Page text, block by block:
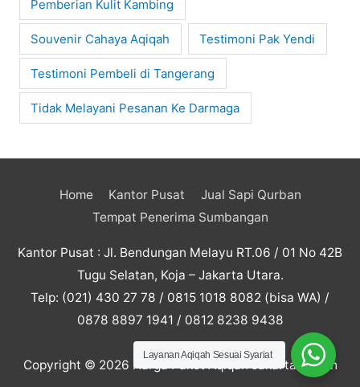
Pemberian Kulit Kambing
Souvenir Cahaya Aqiqah Testimoni Pak Yendi
Testimoni Pembeli di Tangerang
Tidak Melayani Pesanan Ke Darmaga
Home Kantor Pusat
Jual Sapi Qurban
Tempat Penerima Sumbangan
Kantor Pusat : Jl. Bendungan Melayu RT.06 / 01 No 42B
Tugu Selatan, Koja – Jakarta Utara.
Telp: (021) 430 27 78 / 0815 1018 8082 (bisa WA) /
0878 8897 1941 / 0812 8238 9438
Copyright © 2026 Harga Paket Aqiqah Jakarta Murah
Layanan Aqiqah Sesuai Syariat